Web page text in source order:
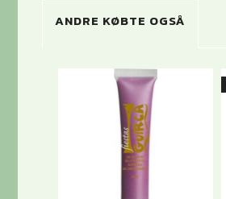
ANDRE KØBTE OGSÅ